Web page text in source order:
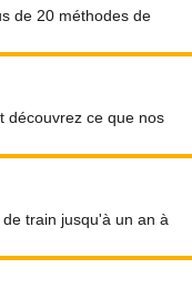
de 20 méthodes de
découvrez ce que nos
train jusqu'à un an à